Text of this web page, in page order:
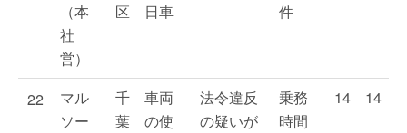
（本
社
営）
区
日車
件
22
マル
ソー
千
葉
車両
の使
法令違反
の疑いが
乗務
時間
14 14